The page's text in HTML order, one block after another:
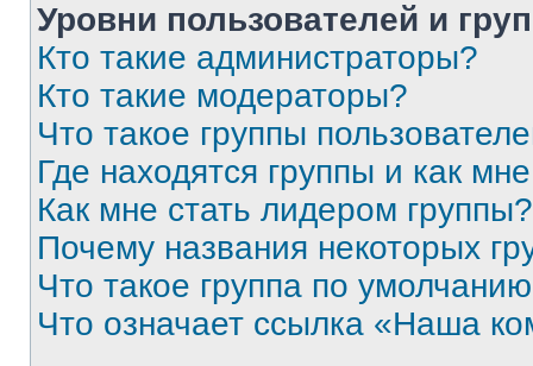
Уровни пользователей и
Кто такие администраторы?
Кто такие модераторы?
Что такое группы
Где находятся группы и как
Как мне стать лидером группы?
Почему названия некоторых
Что такое группа по
Что означает ссылка «Наша